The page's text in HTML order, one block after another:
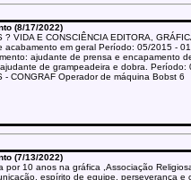
(8/17/2022)
VIDA E CONSCIÊNCIA EDITORA,
acabamento em geral Período: 05/2015 -
ajudante de prensa e encapamento
de grampeadeira e dobra. Período:
CONGRAF Operador de máquina Bobst 6
(7/13/2022)
por 10 anos na gráfica ,Associação
espírito de equipe, perseverança e